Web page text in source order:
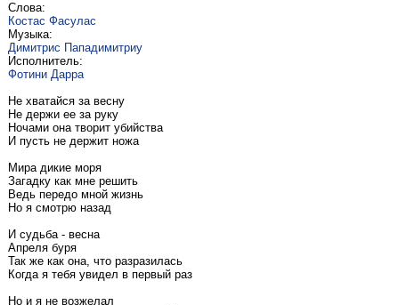
Слова:
Костас Фасулас
Музыка:
Димитрис Пападимитриу
Исполнитель:
Фотини Дарра
Не хватайся за весну
Не держи ее за руку
Ночами она творит убийства
И пусть не держит ножа
Мира дикие моря
Загадку как мне решить
Ведь передо мной жизнь
Но я смотрю назад
И судьба - весна
Апреля буря
Так же как она, что разразилась
Когда я тебя увидел в первый раз
Но и я не возжелал